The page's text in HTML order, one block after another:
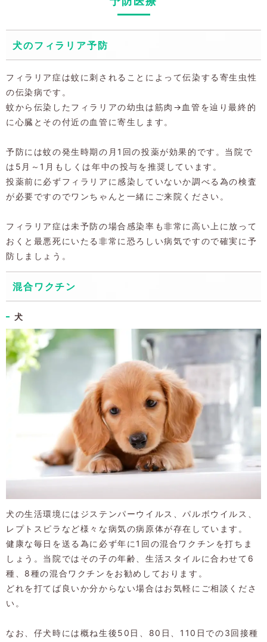
犬のフィラリア予防
フィラリア症は蚊に刺されることによって伝染する寄生虫性
の伝染病です。
蚊から伝染したフィラリアの幼虫は筋肉→血管を辿り最終的
に心臓とその付近の血管に寄生します。
予防には蚊の発生時期の月1回の投薬が効果的です。当院で
は5月～1月もしくは年中の投与を推奨しています。
投薬前に必ずフィラリアに感染していないか調べる為の検査
が必要ですのでワンちゃんと一緒にご来院ください。
フィラリア症は未予防の場合感染率も非常に高い上に放って
おくと最悪死にいたる非常に恐ろしい病気ですので確実に予
防しましょう。
混合ワクチン
犬
犬の生活環境にはジステンパーウイルス、パルボウイルス、
レプトスピラなど様々な病気の病原体が存在しています。
健康な毎日を送る為に必ず年に1回の混合ワクチンを打ちま
しょう。当院ではその子の年齢、生活スタイルに合わせて6
種、8種の混合ワクチンをお勧めしております。
どれを打てば良いか分からない場合はお気軽にご相談くださ
い。
なお、仔犬時には概ね生後50日、80日、110日での3回接種